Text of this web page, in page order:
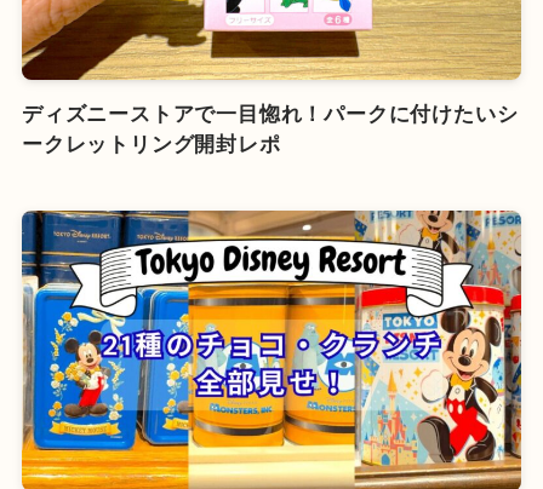
ディズニーストアで一目惚れ！パークに付けたいシ
ークレットリング開封レポ